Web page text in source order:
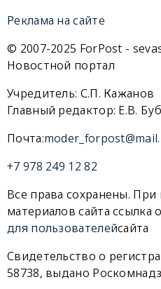
Реклама на сайте
© 2007-2025 ForPost -
Новостной портал
Учредитель: С.П. Кажанов
Главный редактор: Е.В.
Почта:
+7 978 249 12 82
Все права сохранены. При
материалов сайта ссылка
для пользователейсайта
Свидетельство о
58738, выдано